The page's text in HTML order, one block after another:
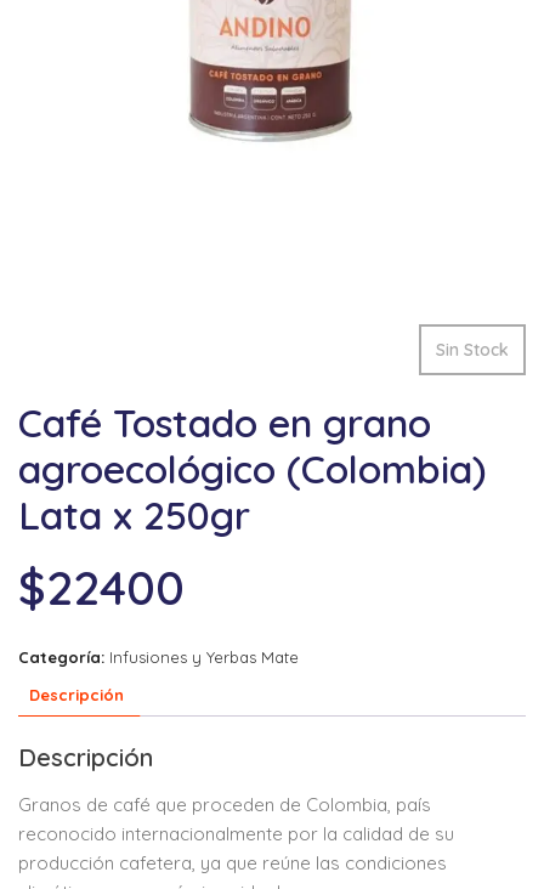
Sin Stock
Café Tostado en grano
agroecológico (Colombia)
Lata x 250gr
$22400
Categoría: Infusiones y Yerbas Mate
Descripción
Descripción
Granos de café que proceden de Colombia, país
reconocido internacionalmente por la calidad de su
producción cafetera, ya que reúne las condiciones